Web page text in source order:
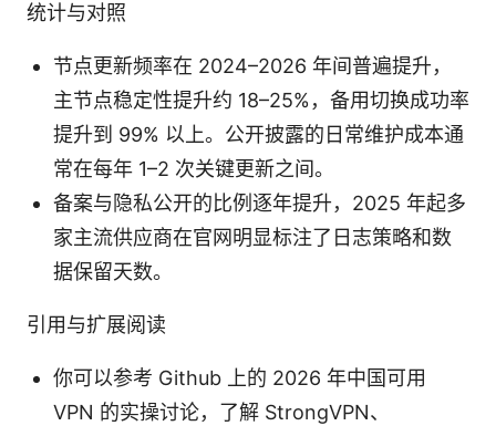
统计与对照
节点更新频率在 2024–2026 年间普遍提升，
主节点稳定性提升约 18–25%，备用切换成功率
提升到 99% 以上。公开披露的日常维护成本通
常在每年 1–2 次关键更新之间。
备案与隐私公开的比例逐年提升，2025 年起多
家主流供应商在官网明显标注了日志策略和数
据保留天数。
引用与扩展阅读
你可以参考 Github 上的 2026 年中国可用
VPN 的实操讨论，了解 StrongVPN、